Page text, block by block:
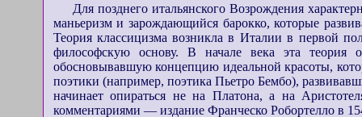
Для позднего итальянского Возрождения
маньеризм и зарождающийся барокко, которые
Теория классицизма возникла в Италии в первой
философскую основу. В начале века эта теория
обосновывавшую концепцию идеальной красоты,
поэтики (например, поэтика Пьетро Бембо),
начинает опираться не на Платона, а на
комментариями — издание Франческо Робортелло в